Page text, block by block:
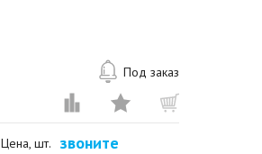
Под заказ
Цена, шт. звоните